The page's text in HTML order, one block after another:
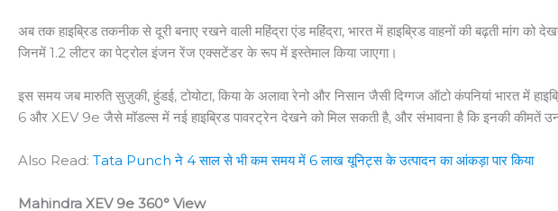
अब तक हाइब्रिड तकनीक से दूरी बनाए रखने वाली महिंद्रा एंड महिंद्रा, भारत में हाइब्रिड वाहनों की बढ़ती मांग को
जिनमें 1.2 लीटर का पेट्रोल इंजन रेंज एक्सटेंडर के रूप में इस्तेमाल किया जाएगा।
इस समय जब मारुति सुज़ुकी, हुंडई, टोयोटा, किया के अलावा रेनो और निसान जैसी दिग्गज ऑटो कंपनियां भारत में
6 और XEV 9e जैसे मॉडल्स में नई हाइब्रिड पावरट्रेन देखने को मिल सकती है, और संभावना है कि इनकी कीमतें
Also Read: Tata Punch ने 4 साल से भी कम समय में 6 लाख यूनिट्स के उत्पादन का आंकड़ा पार किया
Mahindra XEV 9e 360° View